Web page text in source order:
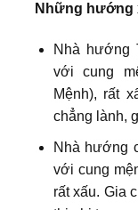
Những hướng
Nhà hướng
với cung
Mệnh), rất
chẳng lành,
Nhà hướng
với cung
rất xấu. Gia